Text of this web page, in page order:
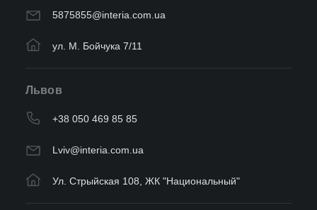
5875855@interia.com.ua
ул. М. Бойчука 7/11
Львов
+38 050 469 85 85
Lviv@interia.com.ua
Ул. Стрыйская 108, ЖК "Национальный"